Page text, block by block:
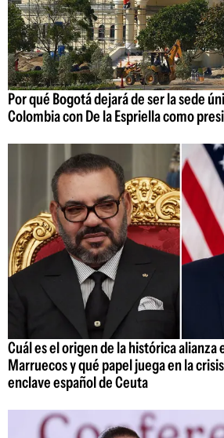
Por qué Bogotá dejará de ser la sede
Colombia con De la Espriella como
Cuál es el origen de la histórica alianza
Marruecos y qué papel juega en la
enclave español de Ceuta